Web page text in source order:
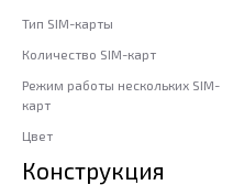
Тип SIM-карты
Количество SIM-карт
Режим работы нескольких SIM-
карт
Цвет
Конструкция